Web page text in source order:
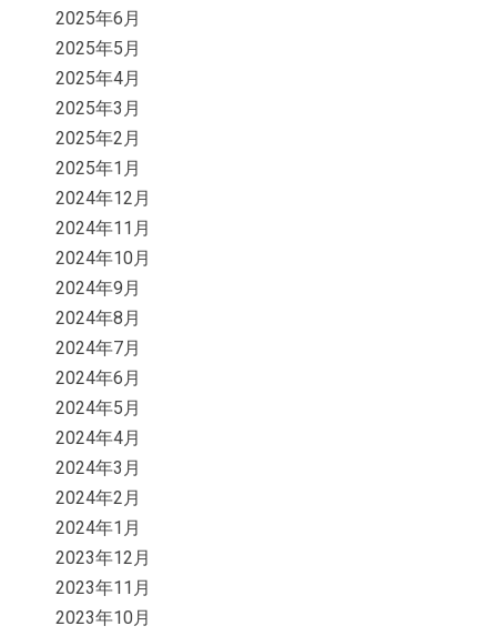
2025年6月
2025年5月
2025年4月
2025年3月
2025年2月
2025年1月
2024年12月
2024年11月
2024年10月
2024年9月
2024年8月
2024年7月
2024年6月
2024年5月
2024年4月
2024年3月
2024年2月
2024年1月
2023年12月
2023年11月
2023年10月